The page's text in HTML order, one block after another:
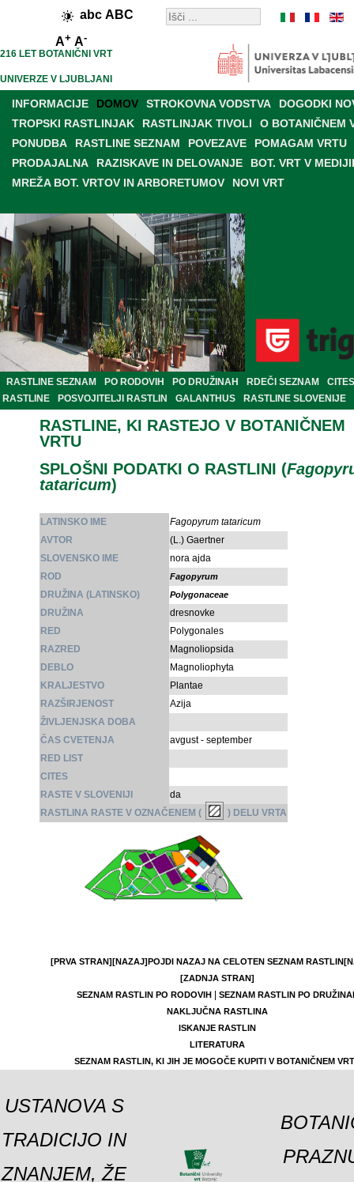
abc ABC
A+ A-
216 LET BOTANIČNI VRT
UNIVERZE V LJUBLJANI
INFORMACIJE DOMOV STROKOVNA VODSTVA
DOGODKI
TROPSKI RASTLINJAK
RASTLINJAK TIVOLI
O BOTANIČNEM
PONUDBA
RASTLINE SEZNAM POVEZAVE
POMAGAM VRTU
PRODAJALNA
RAZISKAVE IN DELOVANJE
BOT. VRT V
MREŽA BOT. VRTOV IN ARBORETUMOV
NOVI VRT
RASTLINE SEZNAM PO RODOVIH PO DRUŽINAH RDEČI SEZNAM
CITES
RASTLINE
POSVOJITELJI RASTLIN GALANTHUS RASTLINE SLOVENIJE
RASTLINE, KI RASTEJO V BOTANIČNEM
VRTU
SPLOŠNI PODATKI O RASTLINI (
tataricum)
LATINSKO IME
Fagopyrum tataricum
AVTOR
(L.) Gaertner
SLOVENSKO IME
nora ajda
ROD
Fagopyrum
DRUŽINA (LATINSKO) Polygonaceae
DRUŽINA
dresnovke
RED
Polygonales
RAZRED
Magnoliopsida
DEBLO
Magnoliophyta
KRALJESTVO
Plantae
RAZŠIRJENOST
Azija
ŽIVLJENJSKA DOBA
ČAS CVETENJA
avgust - september
RED LIST
CITES
RASTE V SLOVENIJI
da
RASTLINA RASTE V OZNAČENEM (
) DELU VRTA
[PRVA STRAN][NAZAJ]POJDI NAZAJ NA CELOTEN SEZNAM RASTLIN
[ZADNJA STRAN]
SEZNAM RASTLIN PO RODOVIH|
SEZNAM RASTLIN PO
NAKLJUČNA RASTLINA
ISKANJE RASTLIN
LITERATURA
SEZNAM RASTLIN, KI JIH JE MOGOČE KUPITI V BOTANIČNEM
USTANOVA S
TRADICIJO IN
ZNANJEM, ŽE